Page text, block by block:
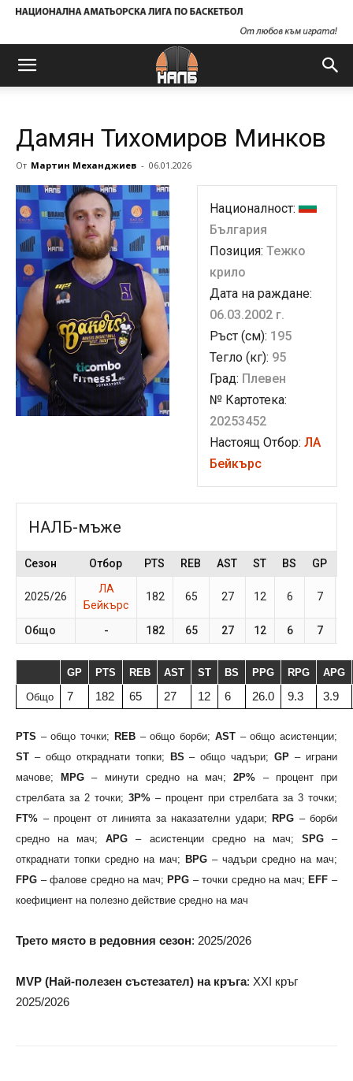
Дамян Тихомиров Минков
От Мартин Механджиев - 06.01.2026
Националност:
България
Позиция: Тежко
крило
Дата на раждане:
06.03.2002 г.
Ръст (см): 195
Тегло (кг): 95
Град: Плевен
№ Картотека:
20253452
Настоящ Отбор: ЛА
Бейкърс
НАЛБ-мъже
Сезон Отбор PTS REB AST ST BS GP
2025/26
ЛА
Бейкърс
182 65 27 12 6 7
Общо - 182 65 27 12 6 7
GP PTS REB AST ST BS PPG RPG APG
Общо 7 182 65 27 12 6 26.0 9.3 3.9
PTS – общо точки; REB– общо борби; AST– общо асистенции;
ST – общо откраднати топки; BS – общо чадъри;GP – играни
мачове;
MPG – минути средно на мач;2P% – процент при
стрелбата за 2 точки; 3P% – процент при стрелбата за 3 точки;
FT% – процент от линията за наказателни удари; RPG – борби
средно на мач;APG – асистенции средно на мач; SPG–
откраднати топки средно на мач; BPG – чадъри средно на мач;
FPG – фалове средно на мач; PPG – точки средно на мач; EFF –
коефициент на полезно действие средно на мач
Трето място в редовния сезон: 2025/2026
MVP (Най-полезен състезател) на кръга: XXI кръг
2025/2026